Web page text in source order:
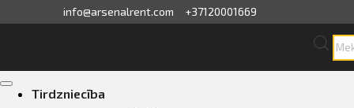
info@arsenalrent.com +37120001669
Skip
Tirdzniecība